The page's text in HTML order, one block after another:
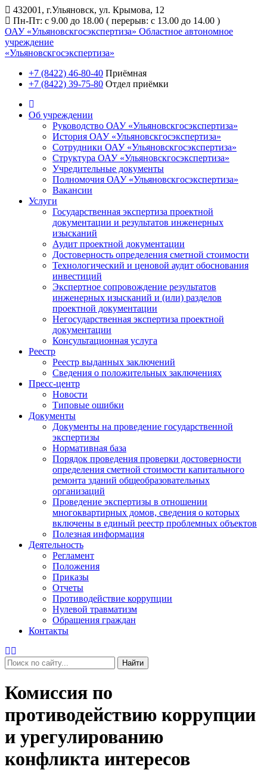
432001, г.Ульяновск, ул. Крымова, 12
Пн-Пт: с 9.00 до 18.00 ( перерыв: с 13.00 до 14.00 )
ОАУ «Ульяновскгосэкспертиза» Областное автономное
учреждение
«Ульяновскгосэкспертиза»
+7 (8422) 46-80-40 Приёмная
+7 (8422) 39-75-80 Отдел приёмки
Об учреждении
Руководство ОАУ «Ульяновскгосэкспертиза»
История ОАУ «Ульяновскгосэкспертиза»
Сотрудники ОАУ «Ульяновскгосэкспертиза»
Структура ОАУ «Ульяновскгосэкспертиза»
Учредительные документы
Полномочия ОАУ «Ульяновскгосэкспертиза»
Вакансии
Услуги
Государственная экспертиза проектной
документации и результатов инженерных
изысканий
Аудит проектной документации
Достоверность определения сметной стоимости
Технологический и ценовой аудит обоснования
инвестиций
Экспертное сопровождение результатов
инженерных изысканий и (или) разделов
проектной документации
Негосударственная экспертиза проектной
документации
Консультационная услуга
Реестр
Реестр выданных заключений
Сведения о положительных заключениях
Пресс-центр
Новости
Типовые ошибки
Документы
Документы на проведение государственной
экспертизы
Нормативная база
Порядок проведения проверки достоверности
определения сметной стоимости капитального
ремонта зданий общеобразовательных
организаций
Проведение экспертизы в отношении
многоквартирных домов, сведения о которых
включены в единый реестр проблемных объектов
Полезная информация
Деятельность
Регламент
Положения
Приказы
Отчеты
Противодействие коррупции
Нулевой травматизм
Обращения граждан
Контакты
Найти
Комиссия по
противодействию коррупции
и урегулированию
конфликта интересов